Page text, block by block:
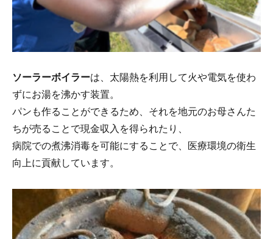
ソーラーボイラーは、太陽熱を利用して火や電気を使わ
ずにお湯を沸かす装置。
パンも作ることができるため、それを地元のお母さんた
ちが売ることで現金収入を得られたり、
病院での煮沸消毒を可能にすることで、医療環境の衛生
向上に貢献しています。